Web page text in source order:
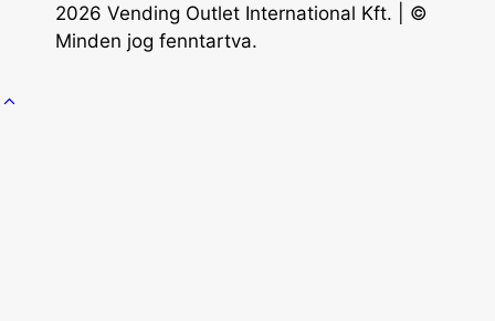
2026 Vending Outlet International Kft. | ©
Minden jog fenntartva.